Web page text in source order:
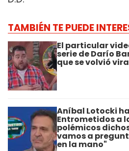
TAMBIÉN TE PUEDE
El particular
serie de Darío
que se volvió
Aníbal Lotocki
Entrometidos a
polémicos
vamos a
en la mano"